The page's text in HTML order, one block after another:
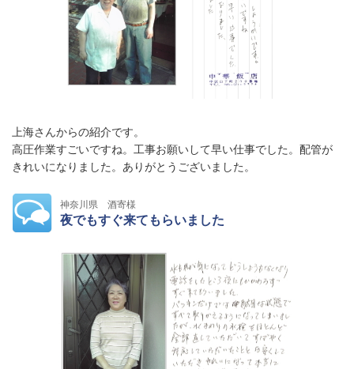
上海さんからの紹介です。
高圧作業すごいですね。工事お願いして早い仕事でした。配管が
きれいになりました。ありがとうございました。
神奈川県 酒寄様
夜でもすぐ来てもらいました